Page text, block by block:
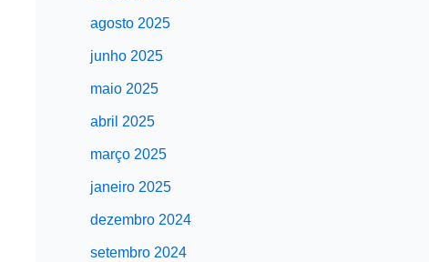
agosto 2025
junho 2025
maio 2025
abril 2025
março 2025
janeiro 2025
dezembro 2024
setembro 2024